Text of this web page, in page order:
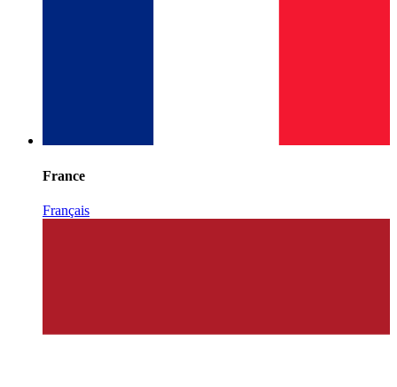
France
Français